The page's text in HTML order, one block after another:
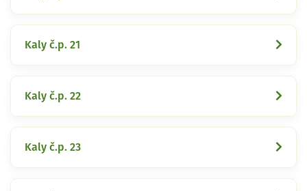
Kaly č.p. 21
Kaly č.p. 22
Kaly č.p. 23